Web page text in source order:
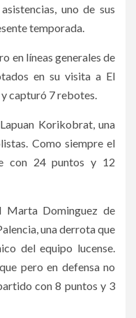
uno de sus
temporada.
en líneas generales de
en su visita a El
capturó 7 rebotes.
Korikobrat, una
Como siempre el
con 24 puntos y 12
Marta Dominguez de
una derrota que
del equipo lucense.
pero en defensa no
con 8 puntos y 3